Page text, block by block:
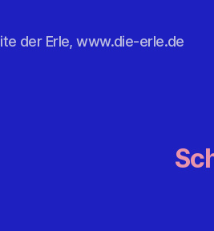
der Erle, www.die-erle.de